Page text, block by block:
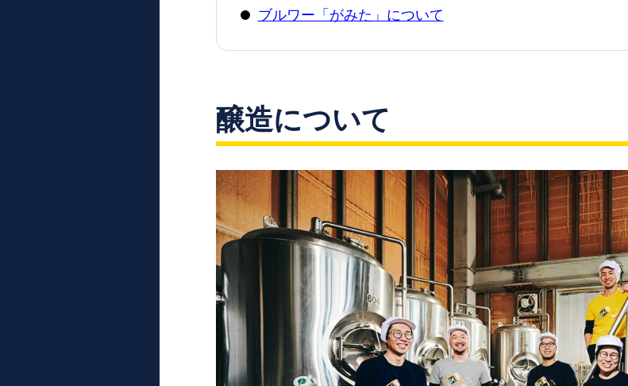
ブルワー「がみた」について
醸造について